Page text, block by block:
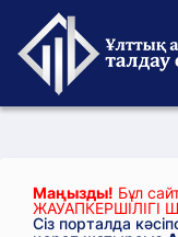
Маңызды! Бұл
ЖАУАПКЕРШІЛІГІ
Сіз порталда